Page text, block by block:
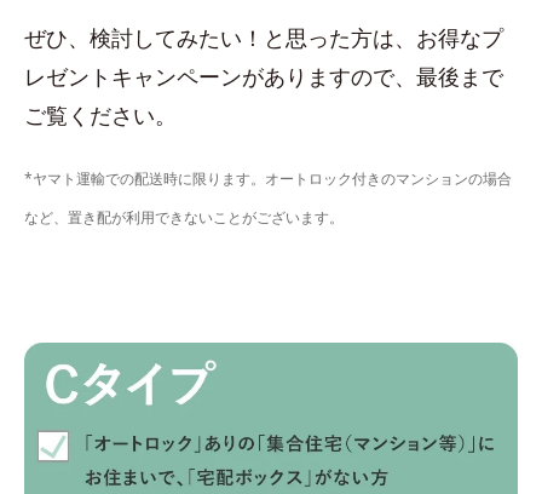
ぜひ、検討してみたい！と思った方は、お得なプ
レゼントキャンペーンがありますので、最後まで
ご覧ください。
*ヤマト運輸での配送時に限ります。オートロック付きのマンションの場合
など、置き配が利用できないことがございます。